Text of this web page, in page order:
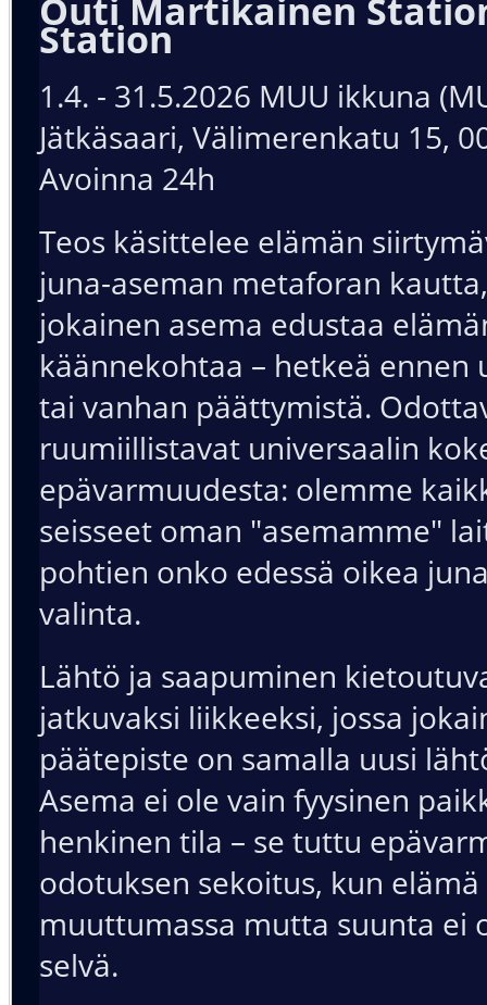
Outi Martikainen
Station
1.4. - 31.5.2026 MUU ikkuna
Jätkäsaari, Välimerenkatu 15,
Avoinna 24h
Teos käsittelee elämän
juna-aseman metaforan
jokainen asema edustaa
käännekohtaa – hetkeä ennen
tai vanhan päättymistä.
ruumiillistavat universaalin
epävarmuudesta: olemme
seisseet oman "asemamme"
pohtien onko edessä oikea
valinta.
Lähtö ja saapuminen
jatkuvaksi liikkeeksi, jossa
päätepiste on samalla uusi
Asema ei ole vain fyysinen
henkinen tila – se tuttu
odotuksen sekoitus, kun
muuttumassa mutta suunta ei
selvä.